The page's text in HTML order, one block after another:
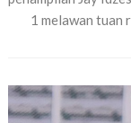
1 melawan tuan